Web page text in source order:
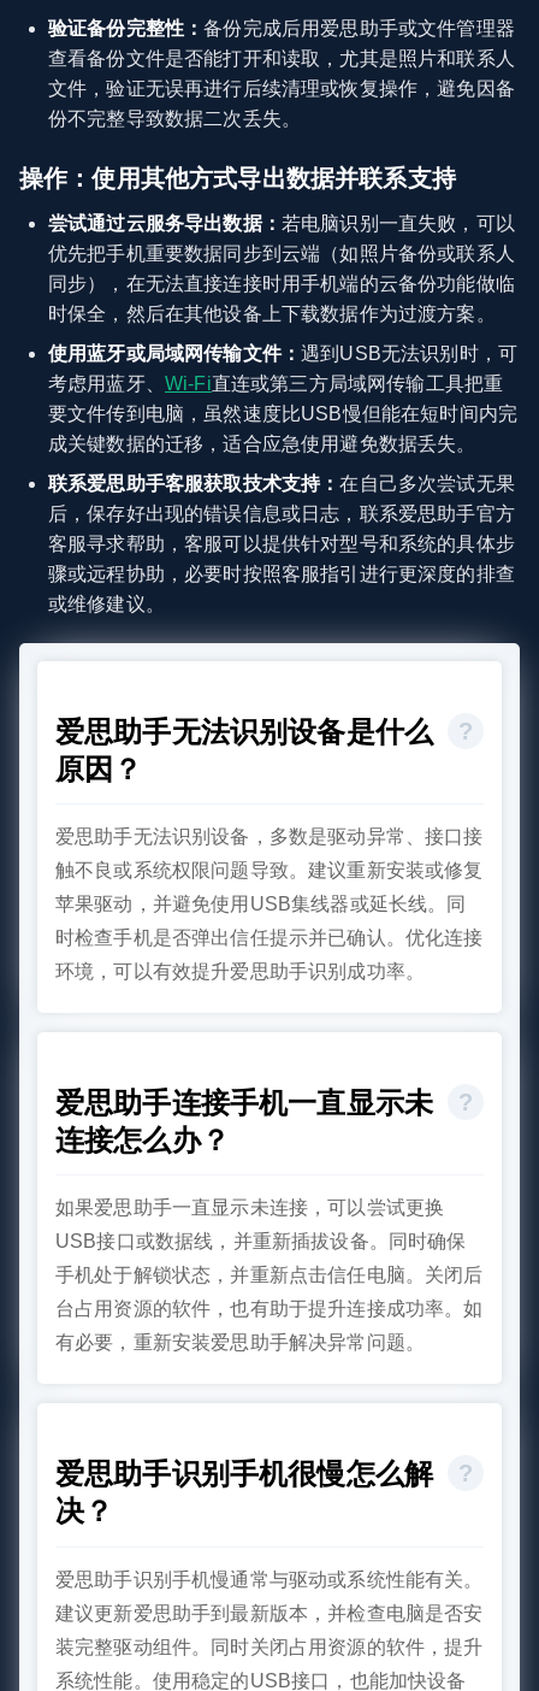
验证备份完整性：备份完成后用爱思助手或文件管理器
查看备份文件是否能打开和读取，尤其是照片和联系人
文件，验证无误再进行后续清理或恢复操作，避免因备
份不完整导致数据二次丢失。
操作：使用其他方式导出数据并联系支持
尝试通过云服务导出数据： 若电脑识别一直失败，可以
优先把手机重要数据同步到云端（如照片备份或联系人
同步），在无法直接连接时用手机端的云备份功能做临
时保全，然后在其他设备上下载数据作为过渡方案。
使用蓝牙或局域网传输文件：遇到USB无法识别时，可
考虑用蓝牙、 Wi‑Fi直连或第三方局域网传输工具把重
要文件传到电脑，虽然速度比USB慢但能在短时间内完
成关键数据的迁移，适合应急使用避免数据丢失。
联系爱思助手客服获取技术支持：在自己多次尝试无果
后，保存好出现的错误信息或日志，联系爱思助手官方
客服寻求帮助，客服可以提供针对型号和系统的具体步
骤或远程协助，必要时按照客服指引进行更深度的排查
或维修建议。
爱思助手无法识别设备是什么
原因？
爱思助手无法识别设备，多数是驱动异常、接口接
触不良或系统权限问题导致。建议重新安装或修复
苹果驱动，并避免使用USB集线器或延长线。同
时检查手机是否弹出信任提示并已确认。优化连接
环境，可以有效提升爱思助手识别成功率。
爱思助手连接手机一直显示未
连接怎么办？
如果爱思助手一直显示未连接，可以尝试更换
USB接口或数据线，并重新插拔设备。同时确保
手机处于解锁状态，并重新点击信任电脑。关闭后
台占用资源的软件，也有助于提升连接成功率。如
有必要，重新安装爱思助手解决异常问题。
爱思助手识别手机很慢怎么解
决？
爱思助手识别手机慢通常与驱动或系统性能有关。
建议更新爱思助手到最新版本，并检查电脑是否安
装完整驱动组件。同时关闭占用资源的软件，提升
系统性能。使用稳定的USB接口，也能加快设备